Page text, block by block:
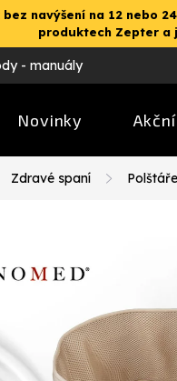
navýšení na 12 nebo
produktech Zepter a
- manuály
Novinky
Zdravé spaní Polštáře